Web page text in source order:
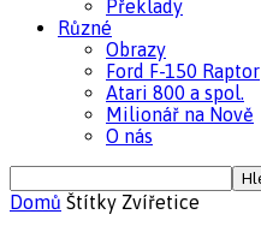
Překlady
Různé
Obrazy
Ford F-150 Raptor
Atari 800 a spol.
Milionář na Nově
O nás
Domů Štítky Zvířetice